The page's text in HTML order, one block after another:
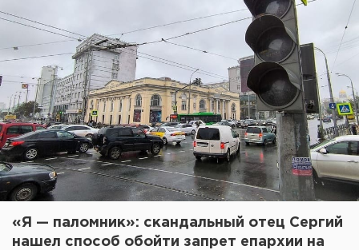
«Я — паломник»: скандальный отец Сергий
нашел способ обойти запрет епархии на